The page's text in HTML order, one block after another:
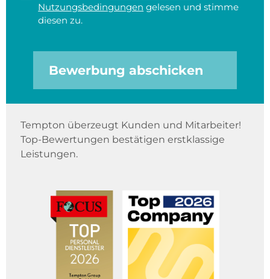
Nutzungsbedingungen gelesen und stimme
diesen zu.
Bewerbung abschicken
Tempton überzeugt Kunden und Mitarbeiter!
Top-Bewertungen bestätigen erstklassige
Leistungen.